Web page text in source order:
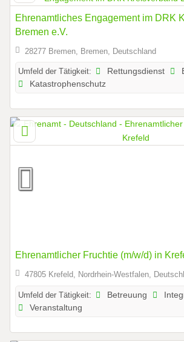
Ehrenamtliches Engagement im DRK
Bremen e.V.
28277 Bremen, Bremen, Deutschland
Umfeld der Tätigkeit: Rettungsdienst
Katastrophenschutz
Ehrenamtlicher Fruchtie (m/w/d) in
47805 Krefeld, Nordrhein-Westfalen,
Umfeld der Tätigkeit: Betreuung
Veranstaltung